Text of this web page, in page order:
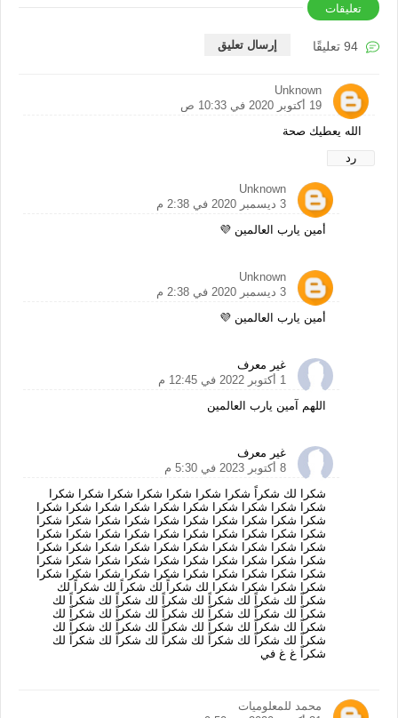
تعليقات
إرسال تعليق
Unknown
19 أكتوبر 2020 في 10:33 ص
الله يعطيك صحة
رد
Unknown
3 ديسمبر 2020 في 2:38 م
أمين يارب العالمين 💜
Unknown
3 ديسمبر 2020 في 2:38 م
أمين يارب العالمين 💜
غير معرف
1 أكتوبر 2022 في 12:45 م
اللهم آمين يارب العالمين
غير معرف
8 أكتوبر 2023 في 5:30 م
شكرا لك شكراً شكرا شكرا شكرا شكرا شكرا شكرا شكرا
شكرا شكرا شكرا شكرا شكرا شكرا شكرا شكرا شكرا شكرا
شكرا شكرا شكرا شكرا شكرا شكرا شكرا شكرا شكرا شكرا
شكرا شكرا شكرا شكرا شكرا شكرا شكرا شكرا شكرا شكرا
شكرا شكرا شكرا شكرا شكرا شكرا شكرا شكرا شكرا شكرا
شكرا شكرا شكرا شكرا شكرا شكرا شكرا شكرا شكرا شكرا
شكرا شكرا شكرا شكرا شكرا شكرا شكرا شكرا شكرا شكرا
شكرا شكرا شكرا شكرا لك شكراً لك شكراً لك شكراً لك
شكراً لك شكراً لك شكراً لك شكراً لك شكراً لك شكراً لك
شكراً لك شكراً لك شكراً لك شكراً لك شكراً لك شكراً لك
شكراً لك شكراً لك شكراً لك شكراً لك شكراً لك شكراً لك
شكراً لك شكراً لك شكراً لك شكراً لك شكراً لك شكراً لك
شكراً غ غ في
محمد للمعلوميات